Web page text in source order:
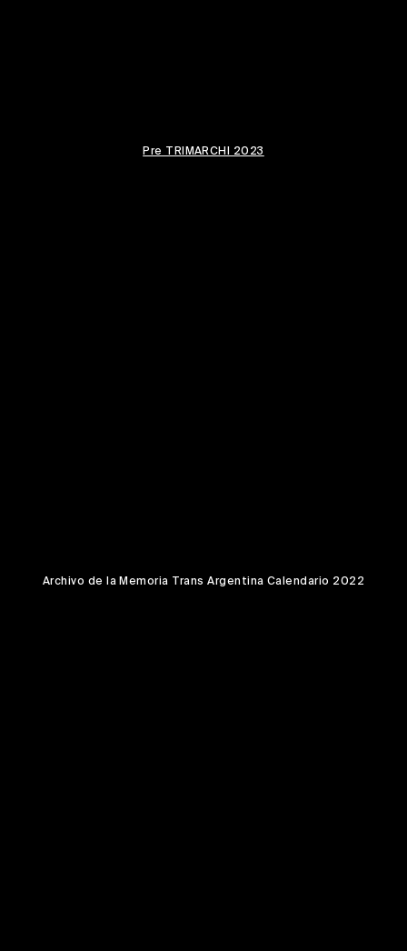
Pre TRIMARCHI 2023
Archivo de la Memoria Trans Argentina Calendario 2022